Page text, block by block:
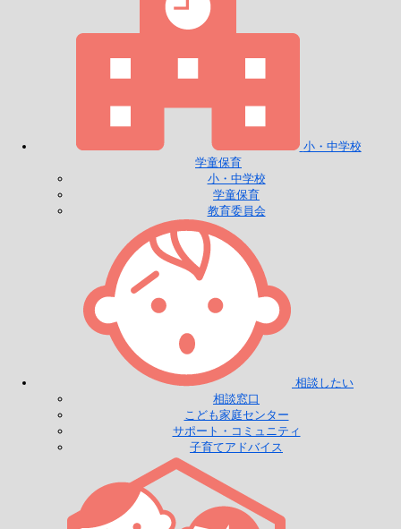
小・中学校
学童保育
小・中学校
学童保育
教育委員会
相談したい
相談窓口
こども家庭センター
サポート・コミュニティ
子育てアドバイス